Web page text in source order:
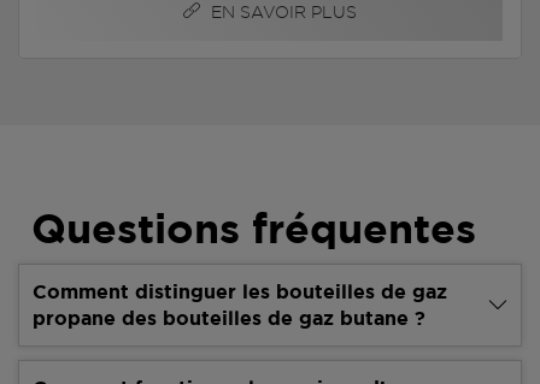
EN SAVOIR PLUS
Questions fréquentes
Comment distinguer les bouteilles de gaz
propane des bouteilles de gaz butane ?